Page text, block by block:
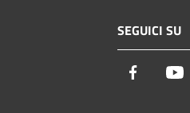
SEGUICI SU
Facebook